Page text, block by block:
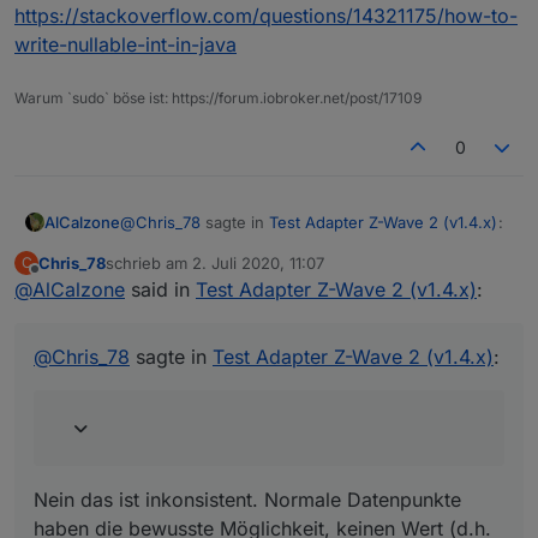
Doch, das macht Sinn. Vielleicht ein Bug im
Alias? leer heißt einfach es gibt keinen
Alias auftauchen.
Zahl zwischen 0 und 99.
entfernt.
lösen könnte.
https://stackoverflow.com/questions/14321175/how-to-
write-nullable-int-in-java
Warum `sudo` böse ist: https://forum.iobroker.net/post/17109
0
AlCalzone@Chris_78 sagte in Test Adapter Z-Wave 2 (v1.4.x):
Aus meiner Sicht verhält sich ioBroker hier
haben die bewusste Möglichkeit, keinen Wert (d.h.
) zu haben. Dass es in Aliassen nicht geht, ist
to-write-nullable-int-in-java
C
Offline
Chris_78schrieb am 2. Juli 2020, 11:07
zuletzt editiert von
@AlCalzone said in Test Adapter Z-Wave 2 (v1.4.x):
@Chris_78 sagte in Test Adapter Z-Wave 2 (v1.4.x):
Nein das ist inkonsistent. Normale Datenpunkte
haben die bewusste Möglichkeit, keinen Wert (d.h.